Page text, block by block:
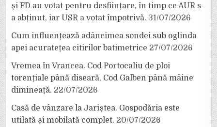
și FD au votat pentru desființare, în timp ce AUR s-
a abținut, iar USR a votat împotrivă. 31/07/2026
Cum influențează adâncimea sondei sub oglinda
apei acuratețea citirilor batimetrice 27/07/2026
Vremea în Vrancea. Cod Portocaliu de ploi
torențiale până diseară, Cod Galben până mâine
dimineață. 22/07/2026
Casă de vânzare la Jariștea. Gospodăria este
utilată și mobilată complet. 20/07/2026